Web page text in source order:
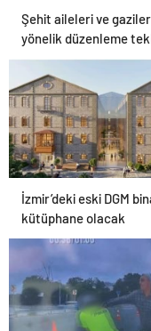
Şehit aileleri ve
yönelik düzenleme
Meclis’te kabul edildi
İzmir’deki eski DGM
kütüphane olacak